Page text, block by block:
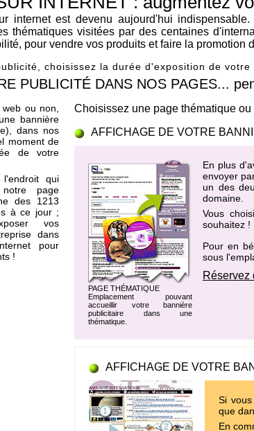
internet est devenu aujourd'hui
thématiques visitées par des centaines
pour vendre vos produits et faire la
choisissez la durée d'exposition de
PUBLICITÉ DANS NOS PAGES...
ou non,
bannière
dans nos
moment de
de votre
qui
page
des 1213
à ce jour ;
vos
dans
pour
!
Choisissez une page thématique
AFFICHAGE DE VOTRE
PAGE THÉMATIQUE
Emplacement pouvant
accueillir votre bannière
publicitaire dans une
thématique.
En plus
envoyer
un des
domaine
Vous
souhaitez !
Pour en
sous
Réservez
AFFICHAGE DE VOTRE
Si
que
En